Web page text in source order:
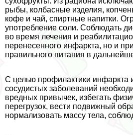
рыбы, колбасные изделия,
кофе и чай, спиртные напитки.
употрeбление соли. Соблюдать
во время лечения и
перенесенного инфаркта, но и
правильного питания в
С целью профилактики инфаркта
сосудистых заболеваний
вредных привычек, избегать
перегрузок, вести подвижный
нормализовать массу тела,